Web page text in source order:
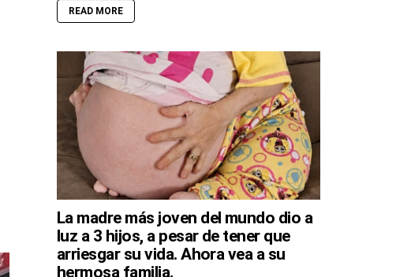
READ MORE
La madre más joven del mundo dio a
luz a 3 hijos, a pesar de tener que
arriesgar su vida. Ahora vea a su
hermosa familia.